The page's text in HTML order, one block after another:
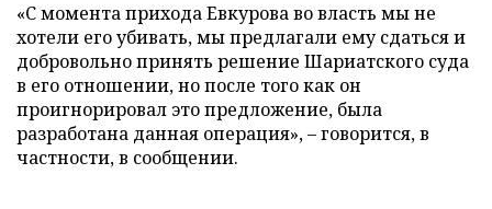
«С момента прихода Евкурова во власть мы не
хотели его убивать, мы предлагали ему сдаться и
добровольно принять решение Шариатского суда
в его отношении, но после того как он
проигнорировал это предложение, была
разработана данная операция», – говорится, в
частности, в сообщении.